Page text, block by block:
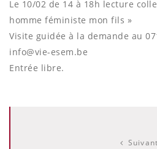
Le 10/02 de 14 à 18h lecture
homme féministe mon fils »
Visite guidée à la demande au
info@vie-esem.be
Entrée libre.
Suivant